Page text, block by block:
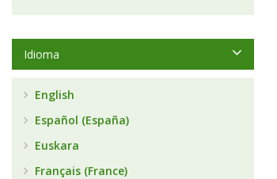
Idioma
English
Español (España)
Euskara
Français (France)